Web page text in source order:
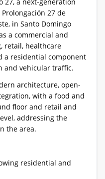
27 de
in Santo Domingo
a commercial and
retail, healthcare
a residential component
and vehicular traffic.
architecture, open-
with a food and
floor and retail and
addressing the
the area.
residential and